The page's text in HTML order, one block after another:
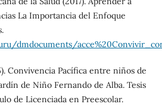
La Importancia del Enfoque
dmdocuments/
Convivencia Pacífica entre niños de
de Niño Fernando de Alba. Tesis
de Licenciada en Preescolar.